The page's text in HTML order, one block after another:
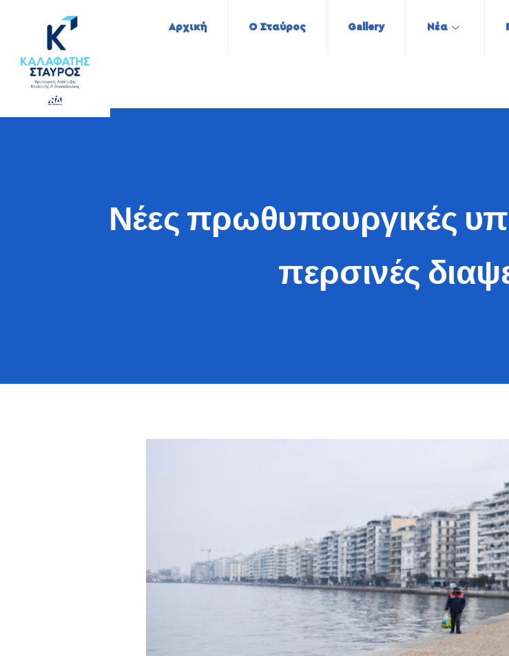
Αρχική Ο Σταύρος Gallery Νέα
Νέες πρωθυπουργικές
περσινές